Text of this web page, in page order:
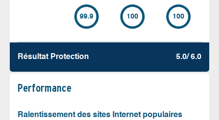
99.9 100 100
Résultat Protection 5.0/ 6.0
Performance
Ralentissement des sites Internet populaires